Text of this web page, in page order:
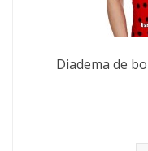
Diadema de